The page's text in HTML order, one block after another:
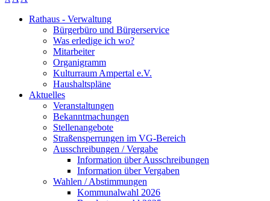
Rathaus - Verwaltung
Bürgerbüro und Bürgerservice
Was erledige ich wo?
Mitarbeiter
Organigramm
Kulturraum Ampertal e.V.
Haushaltspläne
Aktuelles
Veranstaltungen
Bekanntmachungen
Stellenangebote
Straßensperrungen im VG-Bereich
Ausschreibungen / Vergabe
Information über Ausschreibungen
Information über Vergaben
Wahlen / Abstimmungen
Kommunalwahl 2026